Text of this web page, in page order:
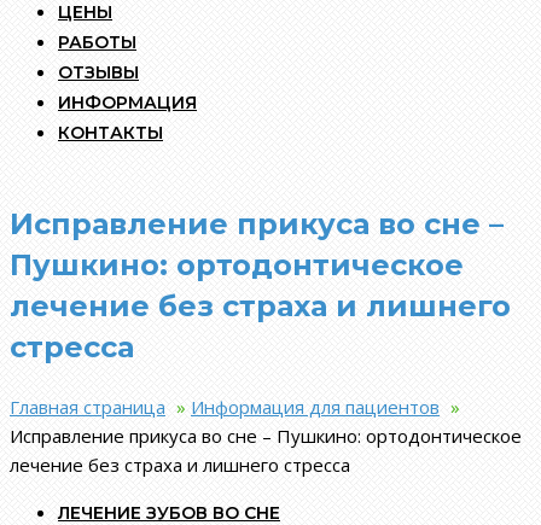
ЦЕНЫ
РАБОТЫ
ОТЗЫВЫ
ИНФОРМАЦИЯ
КОНТАКТЫ
Исправление прикуса во сне –
Пушкино: ортодонтическое
лечение без страха и лишнего
стресса
Главная страница » Информация для пациентов »
Исправление прикуса во сне – Пушкино: ортодонтическое
лечение без страха и лишнего стресса
ЛЕЧЕНИЕ ЗУБОВ ВО СНЕ